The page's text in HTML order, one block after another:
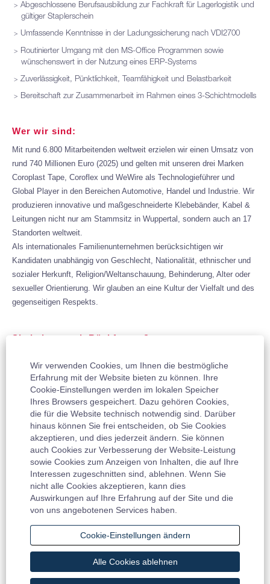
Wir verwenden Cookies, um Ihnen die bestmögliche
Erfahrung mit der Website bieten zu können. Ihre
Cookie-Einstellungen werden im lokalen Speicher
Ihres Browsers gespeichert. Dazu gehören Cookies,
die für die Website technisch notwendig sind. Darüber
hinaus können Sie frei entscheiden, ob Sie Cookies
akzeptieren, und dies jederzeit ändern. Sie können
auch Cookies zur Verbesserung der Website-Leistung
sowie Cookies zum Anzeigen von Inhalten, die auf Ihre
Interessen zugeschnitten sind, ablehnen. Wenn Sie
nicht alle Cookies akzeptieren, kann dies
Auswirkungen auf Ihre Erfahrung auf der Site und die
von uns angebotenen Services haben.
Cookie-Einstellungen ändern
Alle Cookies ablehnen
Abgeschlossene Berufsausbildung zur Fachkraft für Lagerlogistik und
gültiger Staplerschein
Umfassende Kenntnisse in der Ladungssicherung nach VDI2700
Routinierter Umgang mit den MS-Office Programmen sowie
wünschenswert in der Nutzung eines ERP-Systems
Zuverlässigkeit, Pünktlichkeit, Teamfähigkeit und Belastbarkeit
Bereitschaft zur Zusammenarbeit im Rahmen eines 3-Schichtmodells
Wer wir sind:
Mit rund 6.800 Mitarbeitenden weltweit erzielen wir einen Umsatz von
rund 740 Millionen Euro (2025) und gelten mit unseren drei Marken
Coroplast Tape, Coroflex und WeWire als Technologieführer und
Global Player in den Bereichen Automotive, Handel und Industrie. Wir
produzieren innovative und maßgeschneiderte Klebebänder, Kabel &
Leitungen nicht nur am Stammsitz in Wuppertal, sondern auch an 17
Standorten weltweit.
Als internationales Familienunternehmen berücksichtigen wir
Kandidaten unabhängig von Geschlecht, Nationalität, ethnischer und
sozialer Herkunft, Religion/Weltanschauung, Behinderung, Alter oder
sexueller Orientierung. Wir glauben an eine Kultur der Vielfalt und des
gegenseitigen Respekts.
Sie haben noch Rückfragen?
Vera Mummel
T +49 202 2681 0
Coroplast Fritz Müller GmbH & Co. KG
Wittener Straße 271,
42279 Wuppertal, Germany
Jetzt bewerben
Ähnliche Stellen suchen:
Alle Stellen